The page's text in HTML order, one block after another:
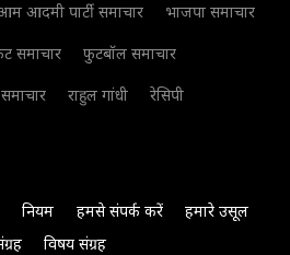
आदमी पार्टी समाचार
भाजपा समाचार
समाचार
फुटबॉल समाचार
राहुल गांधी
रेसिपी
नियम हमसे संपर्क करें
हमारे उसूल
विषय संग्रह